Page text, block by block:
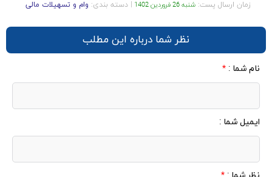
زمان ارسال پست: شنبه 26 فروردین 1402 | دسته بندی: وام و تسهیلات مالی
نظر شما درباره این مطلب
نام شما : *
ایمیل شما :